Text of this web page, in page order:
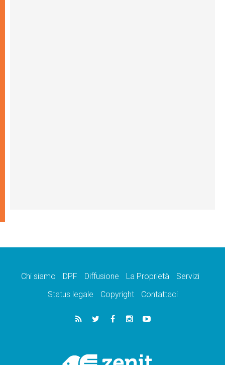
Chi siamo DPF Diffusione La Proprietà
Servizi
Status legale
Copyright Contattaci